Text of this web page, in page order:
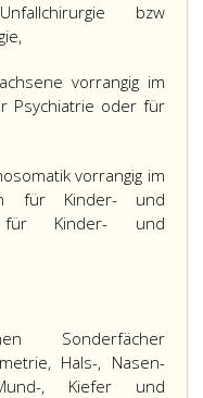
bzw
vorrangig im
Psychiatrie oder für
vorrangig im
für Kinder- und
für Kinder- und
Sonderfächer
Hals-, Nasen-
, Kiefer und